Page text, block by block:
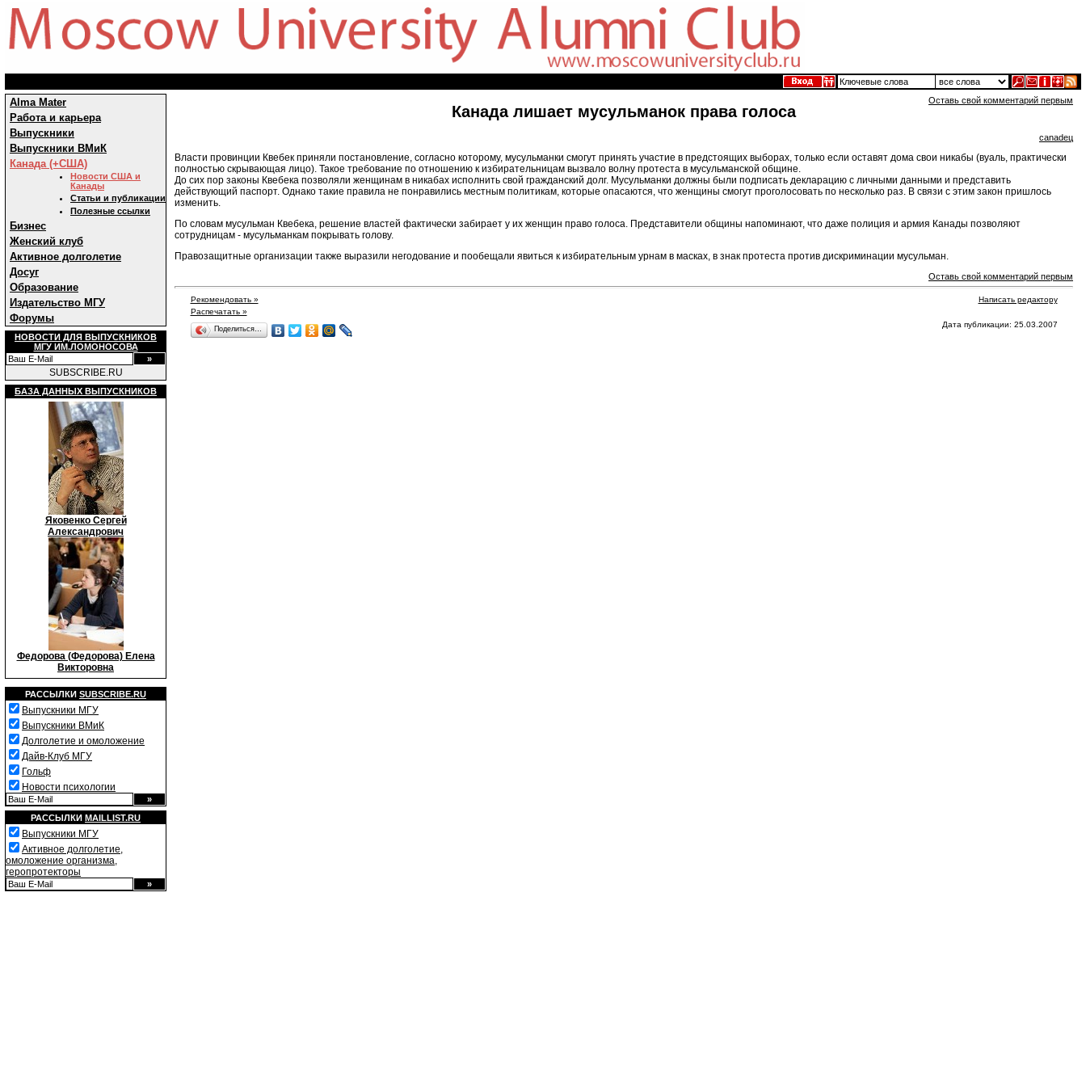
Alma Mater
Работа и карьера
Выпускники
Выпускники ВМиК
Канада (+США)
Новости США и
Канады
Статьи и публикации
Полезные ссылки
Бизнес
Женский клуб
Активное долголетие
Досуг
Образование
Издательство МГУ
Форумы
НОВОСТИ ДЛЯ ВЫПУСКНИКОВ
МГУ ИМ.ЛОМОНОСОВА
SUBSCRIBE.RU
БАЗА ДАННЫХ ВЫПУСКНИКОВ
Яковенко Сергей
Александрович
Федорова (Федорова) Елена
Викторовна
РАССЫЛКИ SUBSCRIBE.RU
Выпускники МГУ
Выпускники ВМиК
Долголетие и омоложение
Дайв-Клуб МГУ
Гольф
Новости психологии
РАССЫЛКИ MAILLIST.RU
Выпускники МГУ
Активное долголетие,
омоложение организма,
геропротекторы
Оставь свой комментарий первым
Канада лишает мусульманок права голоса
canadец
Власти провинции Квебек приняли постановление, согласно которому, мусульманки смогут принять участие в предстоящих выборах, только если оставят дома свои никабы (вуаль, практически
полностью скрывающая лицо). Такое требование по отношению к избирательницам вызвало волну протеста в мусульманской общине.
До сих пор законы Квебека позволяли женщинам в никабах исполнить свой гражданский долг. Мусульманки должны были подписать декларацию с личными данными и представить
действующий паспорт. Однако такие правила не понравились местным политикам, которые опасаются, что женщины смогут проголосовать по несколько раз. В связи с этим закон пришлось
изменить.
По словам мусульман Квебека, решение властей фактически забирает у их женщин право голоса. Представители общины напоминают, что даже полиция и армия Канады позволяют
сотрудницам - мусульманкам покрывать голову.
Правозащитные организации также выразили негодование и пообещали явиться к избирательным урнам в масках, в знак протеста против дискриминации мусульман.
Оставь свой комментарий первым
Рекомендовать »
Написать редактору
Распечатать »
Поделиться… Дата публикации: 25.03.2007